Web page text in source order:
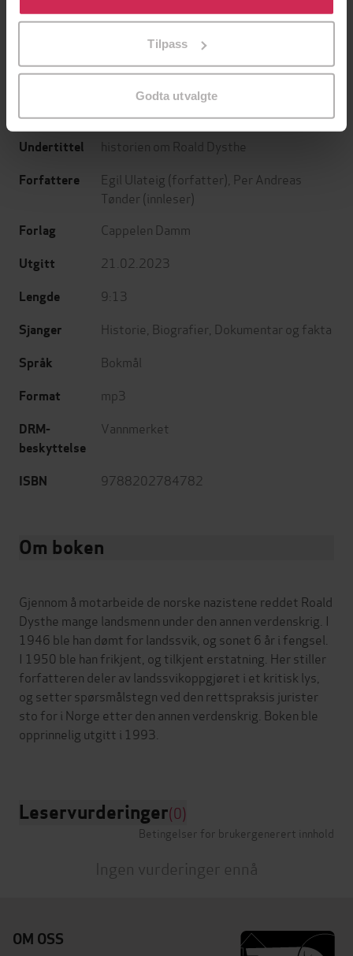
tilpasse ditt samtykke til spesifikke formål ved å klikke
Tilpass
Godta utvalgte
Harry Potter og de vises stein
Offer uten ansikt
Undertittel historien om Roald Dysthe
Forfattere Egil Ulateig (forfatter), Per Andreas
Tønder (innleser)
Forlag Cappelen Damm
Utgitt 21.02.2023
Lengde 9:13
Sjanger Historie Biografier Dokumentar og fakta
Språk Bokmål
Format mp3
DRM-
beskyttelse
Vannmerket
ISBN 9788202784782
Om boken
Gjennom å motarbeide de norske nazistene reddet Roald
Dysthe mange landsmenn under den annen verdenskrig. I
1946 ble han dømt for landssvik, og sonet 6 år i fengsel.
I 1950 ble han frikjent, og tilkjent erstatning. Her stiller
forfatteren deler av landssvikoppgjøret i et kritisk lys,
og setter spørsmålstegn ved den rettspraksis jurister
sto for i Norge etter den annen verdenskrig. Boken ble
opprinnelig utgitt i 1993.
Leservurderinger(0)
Betingelser for brukergenerert innhold
Ingen vurderinger ennå
OM OSS